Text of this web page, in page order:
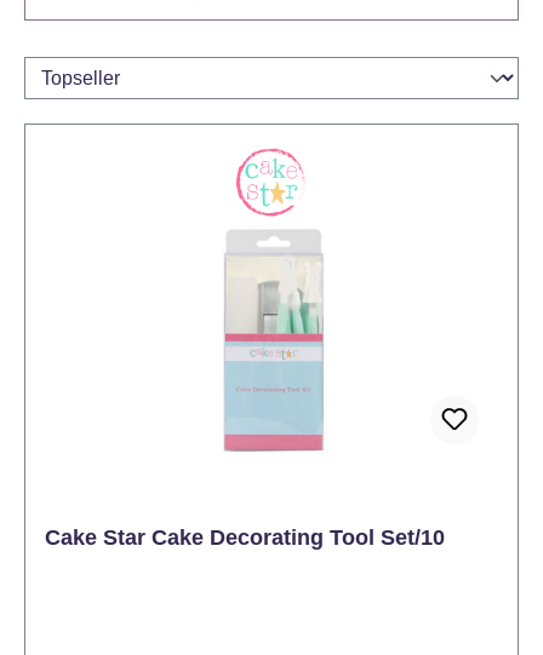
Cake Star Cake Decorating Tool Set/10